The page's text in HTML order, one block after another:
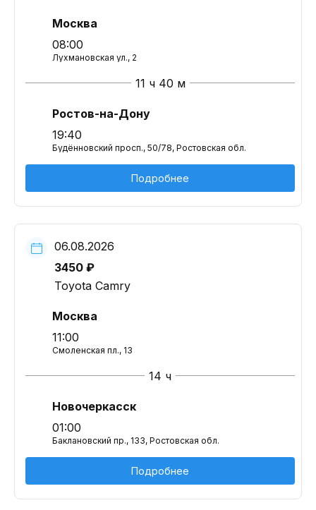
Москва
08:00
Лухмановская ул., 2
11 ч 40 м
Ростов-на-Дону
19:40
Будённовский просп., 50/78, Ростовская обл.
Подробнее
06.08.2026
3450 ₽
Toyota Camry
Москва
11:00
Смоленская пл., 13
14 ч
Новочеркасск
01:00
Баклановский пр., 133, Ростовская обл.
Подробнее